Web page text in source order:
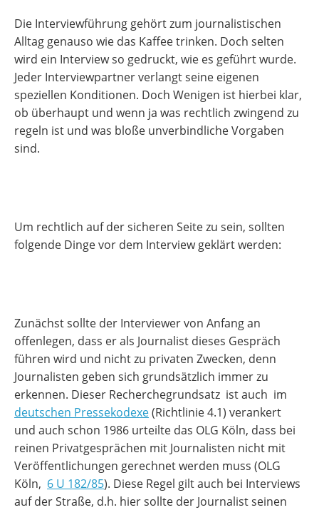
Die Interviewführung gehört zum journalistischen
Alltag genauso wie das Kaffee trinken. Doch selten
wird ein Interview so gedruckt, wie es geführt wurde.
Jeder Interviewpartner verlangt seine eigenen
speziellen Konditionen. Doch Wenigen ist hierbei klar,
ob überhaupt und wenn ja was rechtlich zwingend zu
regeln ist und was bloße unverbindliche Vorgaben
sind.
Um rechtlich auf der sicheren Seite zu sein, sollten
folgende Dinge vor dem Interview geklärt werden:
Zunächst sollte der Interviewer von Anfang an
offenlegen, dass er als Journalist dieses Gespräch
führen wird und nicht zu privaten Zwecken, denn
Journalisten geben sich grundsätzlich immer zu
erkennen. Dieser Recherchegrundsatz ist auch im
deutschen Pressekodexe(Richtlinie 4.1) verankert
und auch schon 1986 urteilte das OLG Köln, dass bei
reinen Privatgesprächen mit Journalisten nicht mit
Veröffentlichungen gerechnet werden muss (OLG
Köln, 6 U 182/85). Diese Regel gilt auch bei Interviews
auf der Straße, d.h. hier sollte der Journalist seinen